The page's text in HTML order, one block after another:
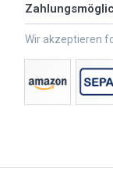
Wir akzeptieren